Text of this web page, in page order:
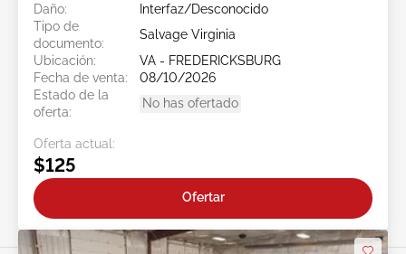
Daño:
Interfaz/Desconocido
Tipo de
documento:
Salvage Virginia
Ubicación:
VA - FREDERICKSBURG
Fecha de venta:
08/10/2026
Estado de la
oferta:
No has ofertado
Oferta actual:
$125
Ofertar